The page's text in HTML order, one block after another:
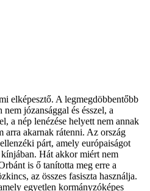
elképesztő. A legmegdöbbentőbb
józansággal és ésszel, a
a nép lenézése helyett nem annak
arra akarnak rátenni. Az ország
párt, amely európaiságot
Hát akkor miért nem
is ő tanította meg erre a
az összes fasiszta használja.
egyetlen kormányzóképes